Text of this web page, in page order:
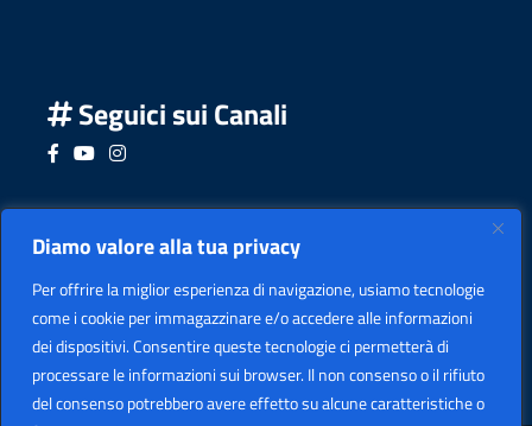
Diamo valore alla tua privacy
Per offrire la miglior esperienza di navigazione, usiamo tecnologie
come i cookie per immagazzinare e/o accedere alle informazioni
dei dispositivi. Consentire queste tecnologie ci permetterà di
processare le informazioni sui browser. Il non consenso o il rifiuto
del consenso potrebbero avere effetto su alcune caratteristiche o
Seguici sui Canali
Seguici su Facebook
Seguici su YouTube
Seguici su Instagram